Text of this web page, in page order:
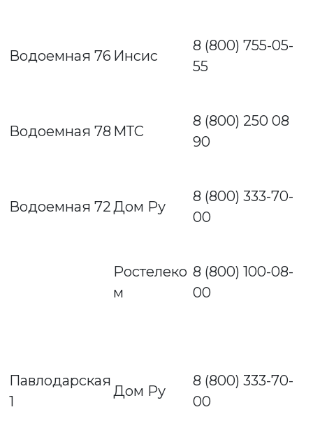
Водоемная 76 Инсис
8 (800) 755-05-
55
Водоемная 78 МТС
8 (800) 250 08
90
Водоемная 72Дом Ру
8 (800) 333-70-
00
Ростелеко
м
8 (800) 100-08-
00
Павлодарская
1
Дом Ру
8 (800) 333-70-
00